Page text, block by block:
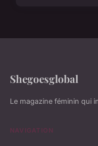
Shegoesglobal
Le magazine féminin qui
NAVIGATION